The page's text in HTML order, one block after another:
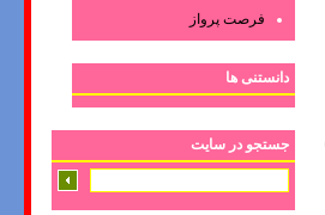
فرصت پرواز
دانستنی ها
جستجو در سایت